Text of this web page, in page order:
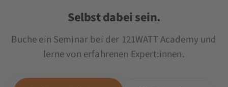
Selbst dabei sein.
Buche ein Seminar bei der 121WATT Academy und
lerne von erfahrenen Expert:innen.